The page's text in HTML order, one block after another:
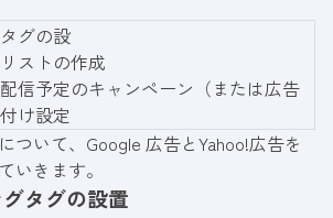
グの設
ストの作成
信予定のキャンペーン（または広告
け設定
ついて、Google 広告とYahoo!広告を
いきます。
タグの設置